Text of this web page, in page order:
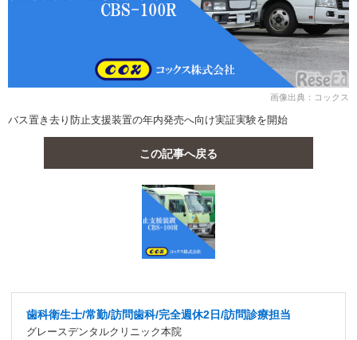
画像出典：コックス
バス置き去り防止支援装置の年内発売へ向け実証実験を開始
この記事へ戻る
歯科衛生士/常勤/訪問歯科/完全週休2日/訪問診療担当
グレースデンタルクリニック本院